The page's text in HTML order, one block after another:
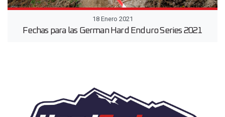
18 Enero 2021
Fechas para las German Hard Enduro Series 2021